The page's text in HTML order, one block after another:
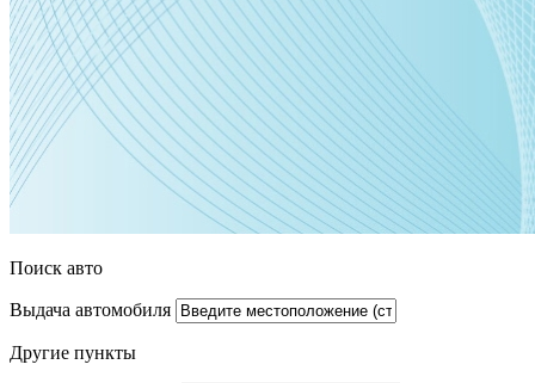
Поиск авто
Выдача автомобиля
Другие пункты